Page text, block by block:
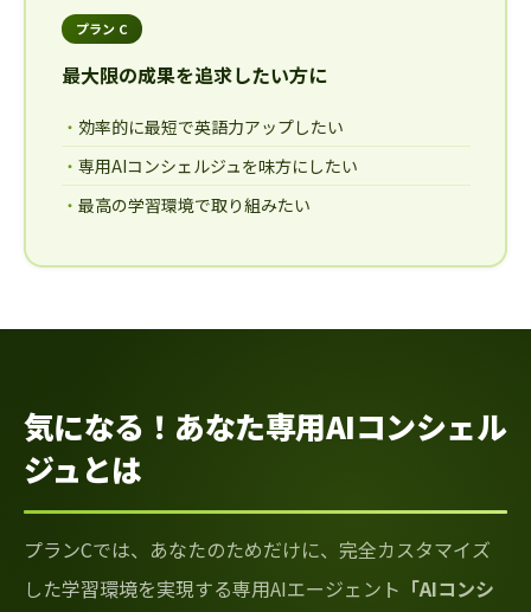
プラン C
最大限の成果を追求したい方に
効率的に最短で英語力アップしたい
専用AIコンシェルジュを味方にしたい
最高の学習環境で取り組みたい
気になる！あなた専用AIコンシェル
ジュとは
プランCでは、あなたのためだけに、完全カスタマイズ
した学習環境を実現する専用AIエージェント 「AIコンシ